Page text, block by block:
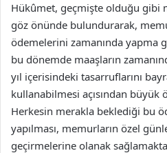
Hükûmet, geçmişte olduğu gibi
göz önünde bulundurarak,
ödemelerini zamanında yapma
bu dönemde maaşların
yıl içerisindeki tasarruflarını
kullanabilmesi açısından büyük
Herkesin merakla beklediği bu
yapılması, memurların özel
geçirmelerine olanak